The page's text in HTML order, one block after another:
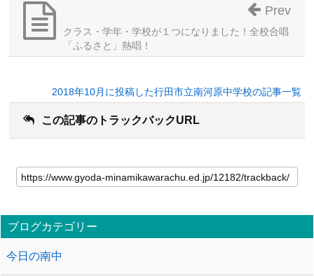
クラス・学年・学校が１つになりました！全校合唱
「ふるさと」熱唱！
Prev
2018年10月に投稿した行田市立南河原中学校の記事一覧
この記事のトラックバックURL
ブログカテゴリー
今日の南中